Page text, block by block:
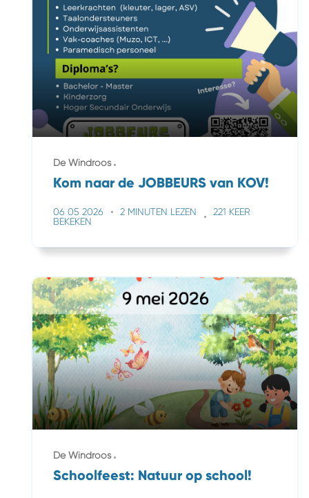
De Windroos
Kom naar de JOBBEURS van KOV!
06 05 2026 2 MINUTEN LEZEN
221 KEER
BEKEKEN
De Windroos
Schoolfeest: Natuur op school!